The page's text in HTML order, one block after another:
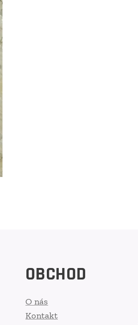
OBCHOD
O nás
Kontakt